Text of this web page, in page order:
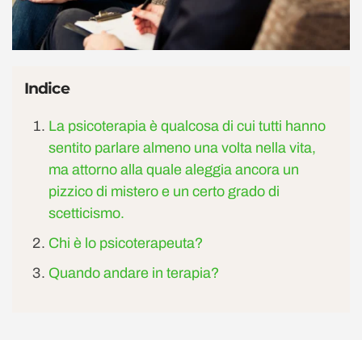
Indice
La psicoterapia è qualcosa di cui tutti hanno
sentito parlare almeno una volta nella vita,
ma attorno alla quale aleggia ancora un
pizzico di mistero e un certo grado di
scetticismo.
Chi è lo psicoterapeuta?
Quando andare in terapia?